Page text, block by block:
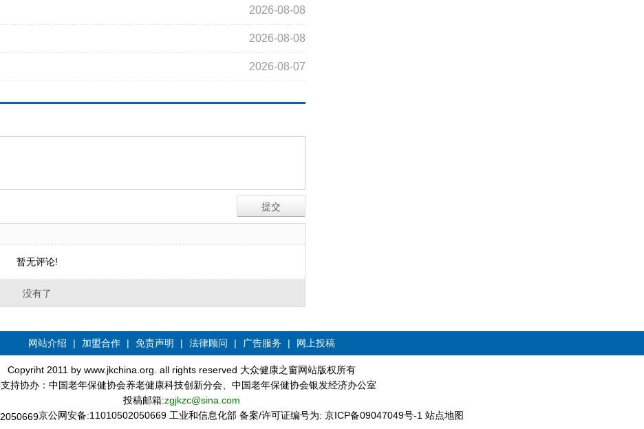
2026-08-08
2026-08-08
2026-08-07
暂无评论!
没有了
网站介绍 | 加盟合作 | 免责声明 | 法律顾问 | 广告服务 | 网上投稿
Copyriht 2011 by www.jkchina.org. all rights reserved 大众健康之窗网站版权所有
支持协办：中国老年保健协会养老健康科技创新分会、中国老年保健协会银发经济办公室
投稿邮箱:zgjkzc@sina.com
京公网安备:11010502050669 工业和信息化部 备案/许可证编号为: 京ICP备09047049号-1 站点地图